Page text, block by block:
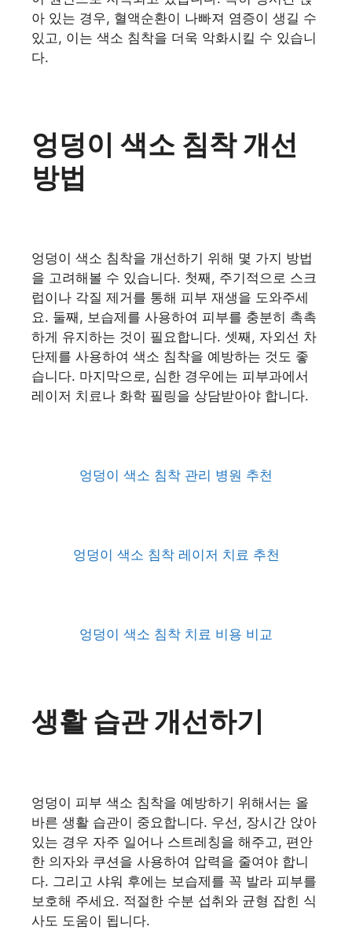
아 있는 경우, 혈액순환이 나빠져 염증이 생길 수
있고, 이는 색소 침착을 더욱 악화시킬 수 있습니
다.
엉덩이 색소 침착 개선
방법
엉덩이 색소 침착을 개선하기 위해 몇 가지 방법
을 고려해볼 수 있습니다. 첫째, 주기적으로 스크
럽이나 각질 제거를 통해 피부 재생을 도와주세
요. 둘째, 보습제를 사용하여 피부를 충분히 촉촉
하게 유지하는 것이 필요합니다. 셋째, 자외선 차
단제를 사용하여 색소 침착을 예방하는 것도 좋
습니다. 마지막으로, 심한 경우에는 피부과에서
레이저 치료나 화학 필링을 상담받아야 합니다.
엉덩이 색소 침착 관리 병원 추천
엉덩이 색소 침착 레이저 치료 추천
엉덩이 색소 침착 치료 비용 비교
생활 습관 개선하기
엉덩이 피부 색소 침착을 예방하기 위해서는 올
바른 생활 습관이 중요합니다. 우선, 장시간 앉아
있는 경우 자주 일어나 스트레칭을 해주고, 편안
한 의자와 쿠션을 사용하여 압력을 줄여야 합니
다. 그리고 샤워 후에는 보습제를 꼭 발라 피부를
보호해 주세요. 적절한 수분 섭취와 균형 잡힌 식
사도 도움이 됩니다.